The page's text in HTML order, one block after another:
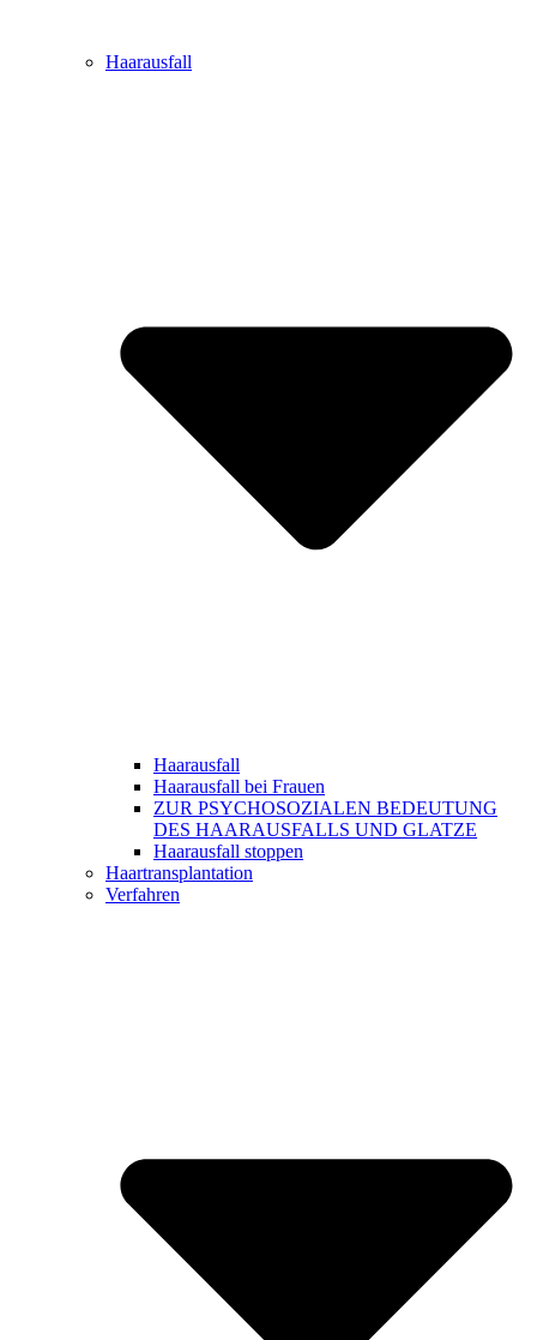
Haarausfall
Haarausfall
Haarausfall bei Frauen
ZUR PSYCHOSOZIALEN BEDEUTUNG
DES HAARAUSFALLS UND GLATZE
Haarausfall stoppen
Haartransplantation
Verfahren